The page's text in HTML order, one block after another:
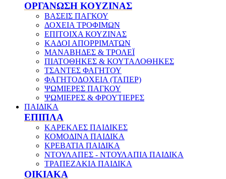
ΟΡΓΑΝΩΣΗ ΚΟΥΖΙΝΑΣ
ΒΑΣΕΙΣ ΠΑΓΚΟΥ
ΔΟΧΕΙΑ ΤΡΟΦΙΜΩΝ
ΕΠΙΤΟΙΧΑ ΚΟΥΖΙΝΑΣ
ΚΑΔΟΙ ΑΠΟΡΡΙΜΑΤΩΝ
ΜΑΝΑΒΗΔΕΣ & ΤΡΟΛΕΪ
ΠΙΑΤΟΘΗΚΕΣ & ΚΟΥΤΑΛΟΘΗΚΕΣ
ΤΣΑΝΤΕΣ ΦΑΓΗΤΟΥ
ΦΑΓΗΤΟΔΟΧΕΙΑ (ΤΑΠΕΡ)
ΨΩΜΙΕΡΕΣ ΠΑΓΚΟΥ
ΨΩΜΙΕΡΕΣ & ΦΡΟΥΤΙΕΡΕΣ
ΠΑΙΔΙΚΑ
ΕΠΙΠΛΑ
ΚΑΡΕΚΛΕΣ ΠΑΙΔΙΚΕΣ
ΚΟΜΟΔΙΝΑ ΠΑΙΔΙΚΑ
ΚΡΕΒΑΤΙΑ ΠΑΙΔΙΚΑ
ΝΤΟΥΛΑΠΕΣ - ΝΤΟΥΛΑΠΙΑ ΠΑΙΔΙΚΑ
ΤΡΑΠΕΖΑΚΙΑ ΠΑΙΔΙΚΑ
ΟΙΚΙΑΚΑ